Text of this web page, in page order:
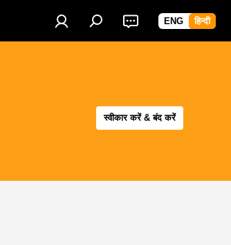
ENG हिन्दी
स्वीकार करें & बंद करें